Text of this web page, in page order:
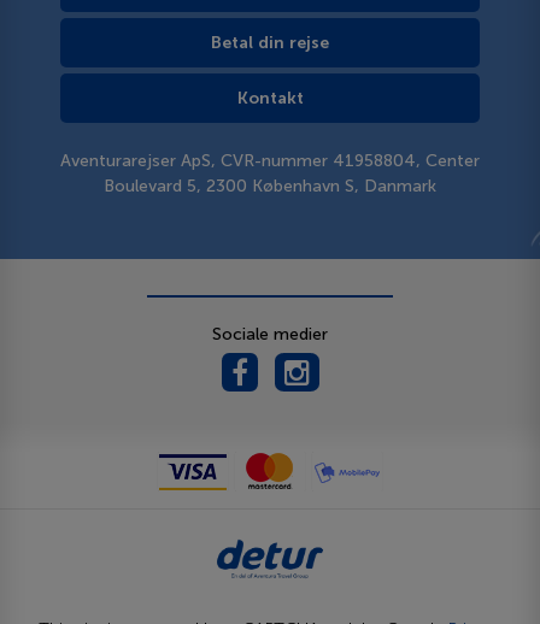
Betal din rejse
Kontakt
Aventurarejser ApS, CVR-nummer 41958804, Center
Boulevard 5, 2300 København S, Danmark
Sociale medier